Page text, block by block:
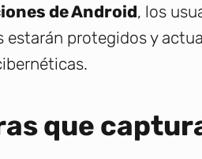
de Android, los
estarán protegidos y
que